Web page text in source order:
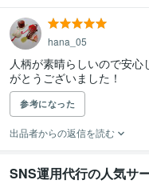
hana_05
人柄が素晴らしいので安
がとうございました！
参考になった
出品者からの返信を読む
SNS運用代行の人気サ